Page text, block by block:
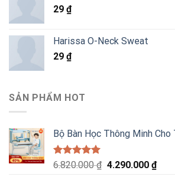
29 ₫
Harissa O-Neck Sweat
29 ₫
SẢN PHẨM HOT
Bộ Bàn Học Thông Minh Cho
Được xếp
6.820.000₫ Giá
4.290.000 ₫Giá